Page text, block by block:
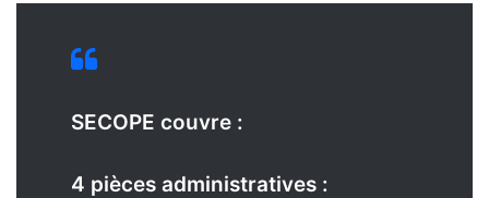
SECOPE couvre :
4 pièces administratives :